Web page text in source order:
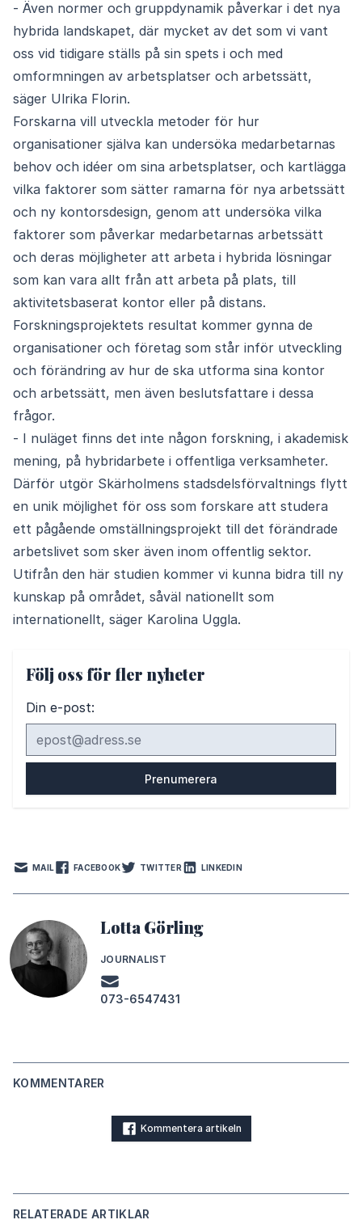
- Även normer och gruppdynamik påverkar i det nya
hybrida landskapet, där mycket av det som vi vant
oss vid tidigare ställs på sin spets i och med
omformningen av arbetsplatser och arbetssätt,
säger Ulrika Florin.
Forskarna vill utveckla metoder för hur
organisationer själva kan undersöka medarbetarnas
behov och idéer om sina arbetsplatser, och kartlägga
vilka faktorer som sätter ramarna för nya arbetssätt
och ny kontorsdesign, genom att undersöka vilka
faktorer som påverkar medarbetarnas arbetssätt
och deras möjligheter att arbeta i hybrida lösningar
som kan vara allt från att arbeta på plats, till
aktivitetsbaserat kontor eller på distans.
Forskningsprojektets resultat kommer gynna de
organisationer och företag som står inför utveckling
och förändring av hur de ska utforma sina kontor
och arbetssätt, men även beslutsfattare i dessa
frågor.
- I nuläget finns det inte någon forskning, i akademisk
mening, på hybridarbete i offentliga verksamheter.
Därför utgör Skärholmens stadsdelsförvaltnings flytt
en unik möjlighet för oss som forskare att studera
ett pågående omställningsprojekt till det förändrade
arbetslivet som sker även inom offentlig sektor.
Utifrån den här studien kommer vi kunna bidra till ny
kunskap på området, såväl nationellt som
internationellt, säger Karolina Uggla.
Följ oss för fler nyheter
Din e-post:
MAIL FACEBOOK TWITTER LINKEDIN
Lotta Görling
JOURNALIST
073-6547431
KOMMENTARER
Kommentera artikeln
RELATERADE ARTIKLAR